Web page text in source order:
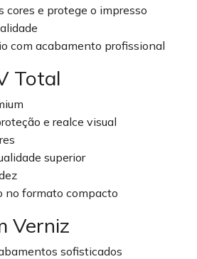
cores e protege o impresso
com acabamento profissional
Total
e realce visual
superior
no formato compacto
Verniz
sofisticados